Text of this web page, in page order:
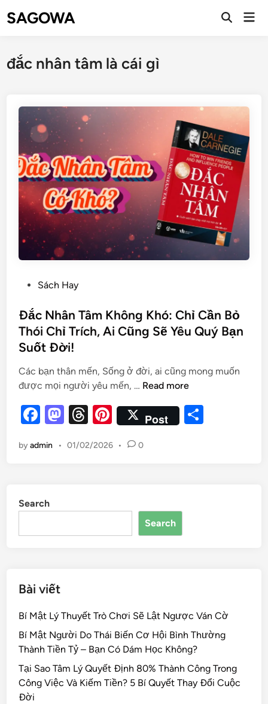
SAGOWA
đắc nhân tâm là cái gì
Sách Hay
Đắc Nhân Tâm Không Khó: Chỉ Cần Bỏ
Thói Chỉ Trích, Ai Cũng Sẽ Yêu Quý Bạn
Suốt Đời!
Các bạn thân mến, Sống ở đời, ai cũng mong muốn
được mọi người yêu mến, … Read more
F
c
o
o
M
to
n
T
e
s
Pi
er
Post
byadmin • 01/02/2026 • 0
Search
Search
Bài viết
Bí Mật Lý Thuyết Trò Chơi Sẽ Lật Ngược Ván Cờ
Bí Mật Người Do Thái Biến Cơ Hội Bình Thường
Thành Tiền Tỷ – Bạn Có Dám Học Không?
Tại Sao Tâm Lý Quyết Định 80% Thành Công Trong
Công Việc Và Kiếm Tiền? 5 Bí Quyết Thay Đổi Cuộc
Đời